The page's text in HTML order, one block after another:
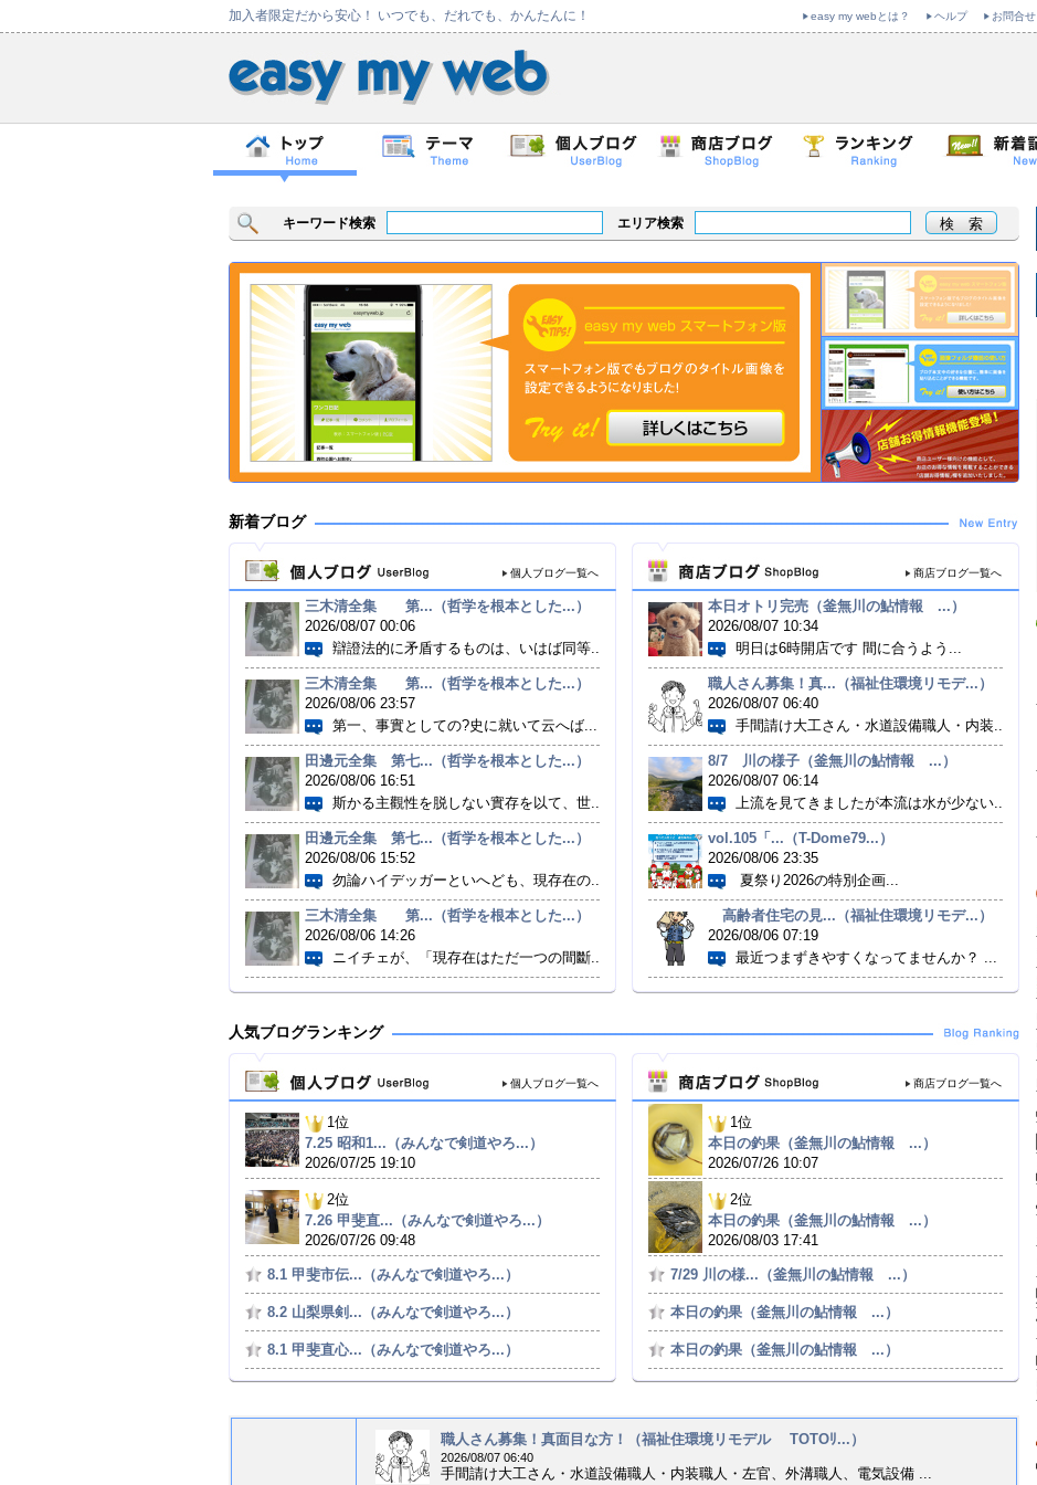
加入者限定だから安心！ いつでも、だれでも、かんたんに！ easy my webとは？ ヘルプ お問合せ
キーワード検索 エリア検索
新着ブログ
個人ブログ一覧へ
三木清全集 第...（哲学を根本とした...）
2026/08/07 00:06
辯證法的に矛盾するものは、いはば同等...
三木清全集 第...（哲学を根本とした...）
2026/08/06 23:57
第一、事實としての?史に就いて云へば...
田邊元全集 第七...（哲学を根本とした...）
2026/08/06 16:51
斯かる主觀性を脱しない實存を以て、世...
田邊元全集 第七...（哲学を根本とした...）
2026/08/06 15:52
勿論ハイデッガーといへども、現存在の...
三木清全集 第...（哲学を根本とした...）
2026/08/06 14:26
ニイチェが、「現存在はただ一つの間斷...
商店ブログ一覧へ
本日オトリ完売（釜無川の鮎情報 ...）
2026/08/07 10:34
明日は6時開店です 間に合うよう...
職人さん募集！真...（福祉住環境リモデ...）
2026/08/07 06:40
手間請け大工さん・水道設備職人・内装...
8/7 川の様子（釜無川の鮎情報 ...）
2026/08/07 06:14
上流を見てきましたが本流は水が少ない...
vol.105「...（T-Dome79...）
2026/08/06 23:35
夏祭り2026の特別企画...
高齢者住宅の見...（福祉住環境リモデ...）
2026/08/06 07:19
最近つまずきやすくなってませんか？ ...
人気ブログランキング
個人ブログ一覧へ
1位
7.25 昭和1...（みんなで剣道やろ...）
2026/07/25 19:10
2位
7.26 甲斐直...（みんなで剣道やろ...）
2026/07/26 09:48
8.1 甲斐市伝...（みんなで剣道やろ...）
8.2 山梨県剣...（みんなで剣道やろ...）
8.1 甲斐直心...（みんなで剣道やろ...）
商店ブログ一覧へ
1位
本日の釣果（釜無川の鮎情報 ...）
2026/07/26 10:07
2位
本日の釣果（釜無川の鮎情報 ...）
2026/08/03 17:41
7/29 川の様...（釜無川の鮎情報 ...）
本日の釣果（釜無川の鮎情報 ...）
本日の釣果（釜無川の鮎情報 ...）
職人さん募集！真面目な方！（福祉住環境リモデル TOTOﾘ...）
2026/08/07 06:40
手間請け大工さん・水道設備職人・内装職人・左官、外溝職人、電気設備 ...